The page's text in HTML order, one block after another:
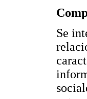
Se